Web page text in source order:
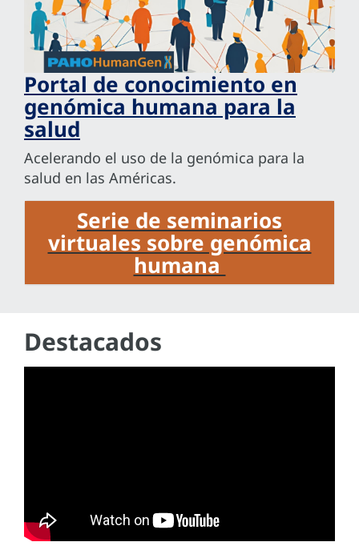
Portal de conocimiento en
genómica humana para la
salud
Acelerando el uso de la genómica para la
salud en las Américas.
Serie de seminarios
virtuales sobre genómica
humana
Destacados